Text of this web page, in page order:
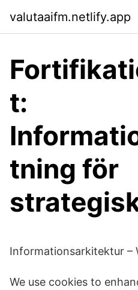
valutaaifm.netlify.app
t:
tning för
Informationsarkitektur –
We use cookies to